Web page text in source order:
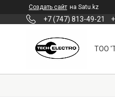
Создать сайт на Satu.kz
+7 (747) 813-49-21
ТОО